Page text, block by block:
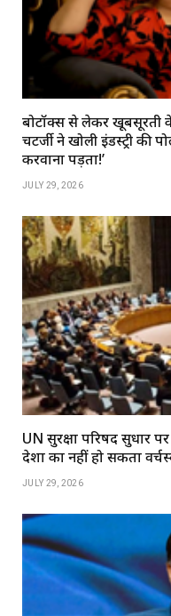
बोटॉक्स से लेकर खूबसूरती
चटर्जी ने खोली इंडस्ट्री की
करवाना पड़ता!’
JULY 29, 2026
UN सुरक्षा परिषद सुधार
देशों का नहीं हो सकता
JULY 29, 2026